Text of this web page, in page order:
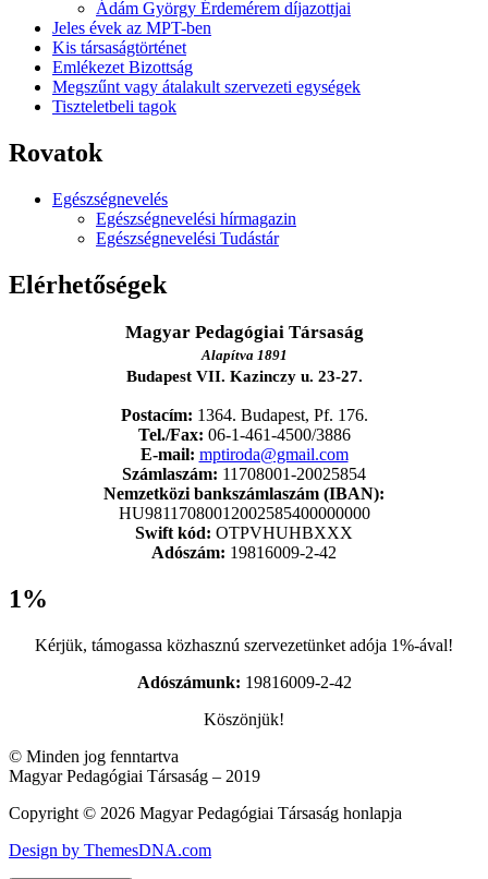
Ádám György Érdemérem díjazottjai
Jeles évek az MPT-ben
Kis társaságtörténet
Emlékezet Bizottság
Megszűnt vagy átalakult szervezeti egységek
Tiszteletbeli tagok
Rovatok
Egészségnevelés
Egészségnevelési hírmagazin
Egészségnevelési Tudástár
Elérhetőségek
Magyar Pedagógiai Társaság
Alapítva 1891
Budapest VII. Kazinczy u. 23-27.
Postacím: 1364. Budapest, Pf. 176.
Tel./Fax: 06-1-461-4500/3886
E-mail: mptiroda@gmail.com
Számlaszám: 11708001-20025854
Nemzetközi bankszámlaszám (IBAN):
HU98117080012002585400000000
Swift kód: OTPVHUHBXXX
Adószám: 19816009-2-42
1%
Kérjük, támogassa közhasznú szervezetünket adója 1%-ával!
Adószámunk: 19816009-2-42
Köszönjük!
© Minden jog fenntartva
Magyar Pedagógiai Társaság – 2019
Copyright © 2026 Magyar Pedagógiai Társaság honlapja
Design by ThemesDNA.com